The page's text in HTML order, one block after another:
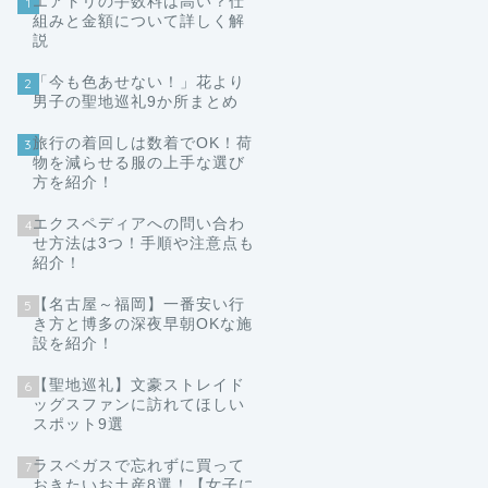
組みと金額について詳しく解
説
2 「今も色あせない！」花より
男子の聖地巡礼9か所まとめ
3旅行の着回しは数着でOK！荷
物を減らせる服の上手な選び
方を紹介！
4エクスペディアへの問い合わ
せ方法は3つ！手順や注意点も
紹介！
5 【名古屋～福岡】一番安い行
き方と博多の深夜早朝OKな施
設を紹介！
6 【聖地巡礼】文豪ストレイド
ッグスファンに訪れてほしい
スポット9選
7ラスベガスで忘れずに買って